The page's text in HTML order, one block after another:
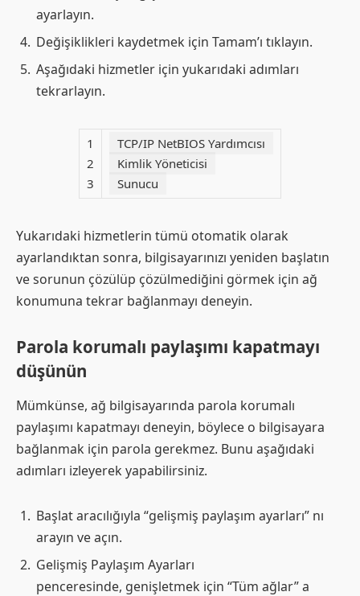
ayarlayın.
Değişiklikleri kaydetmek için Tamam’ı tıklayın.
Aşağıdaki hizmetler için yukarıdaki adımları
tekrarlayın.
1
2
3
TCP/IP NetBIOS Yardımcısı
Kimlik Yöneticisi
Sunucu
Yukarıdaki hizmetlerin tümü otomatik olarak
ayarlandıktan sonra, bilgisayarınızı yeniden başlatın
ve sorunun çözülüp çözülmediğini görmek için ağ
konumuna tekrar bağlanmayı deneyin.
Parola korumalı paylaşımı kapatmayı
düşünün
Mümkünse, ağ bilgisayarında parola korumalı
paylaşımı kapatmayı deneyin, böylece o bilgisayara
bağlanmak için parola gerekmez. Bunu aşağıdaki
adımları izleyerek yapabilirsiniz.
Başlat aracılığıyla “gelişmiş paylaşım ayarları” nı
arayın ve açın.
Gelişmiş Paylaşım Ayarları
penceresinde, genişletmek için “Tüm ağlar” a